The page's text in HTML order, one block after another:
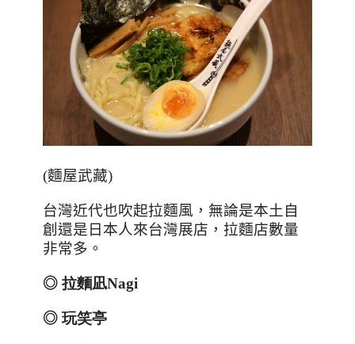
(麵屋武藏)
台灣近代也吹起拉麵風，無論是本土自
創還是日本人來台灣展店，拉麵店數量
非常多。
◎ 拉麵凪Nagi
◎ 玩笑亭